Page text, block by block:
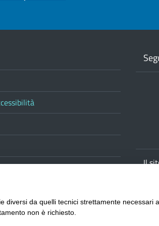
di pubblicazione
Il
diversi da quelli tecnici strettamente necessari
non è richiesto.